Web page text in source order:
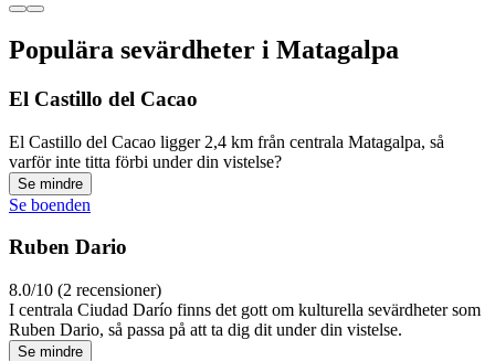
Populära sevärdheter i Matagalpa
El Castillo del Cacao
El Castillo del Cacao ligger 2,4 km från centrala Matagalpa, så
varför inte titta förbi under din vistelse?
Se mindre
Se boenden
Ruben Dario
8.0/10 (2 recensioner)
I centrala Ciudad Darío finns det gott om kulturella sevärdheter som
Ruben Dario, så passa på att ta dig dit under din vistelse.
Se mindre